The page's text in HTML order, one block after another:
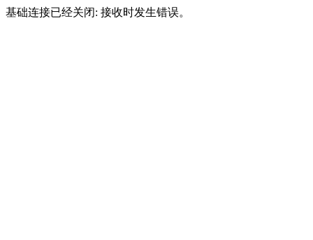
基础连接已经关闭: 接收时发生错误。